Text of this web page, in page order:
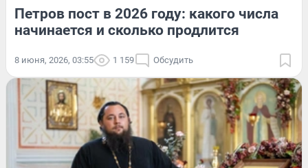
Петров пост в 2026 году: какого числа
начинается и сколько продлится
8 июня, 2026, 03:55 1 159 Обсудить